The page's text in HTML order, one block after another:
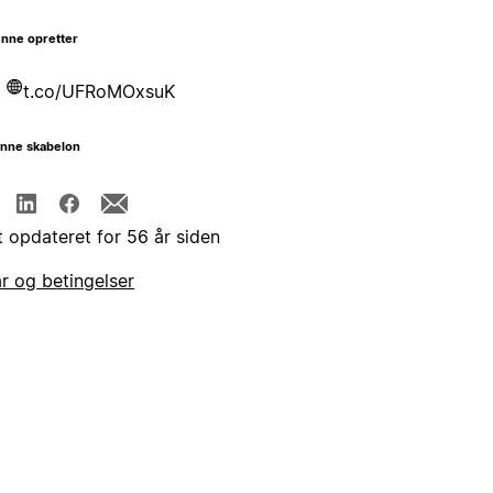
opretter
t.co/UFRoMOxsuK
skabelon
opdateret for 56 år siden
og betingelser